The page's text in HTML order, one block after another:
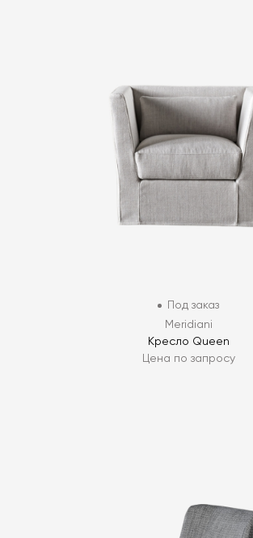
Под заказ
Meridiani
Кресло Queen
Цена по запросу